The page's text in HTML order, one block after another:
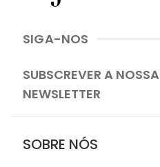
SIGA-NOS
SUBSCREVER A NOSSA
NEWSLETTER
SOBRE NÓS